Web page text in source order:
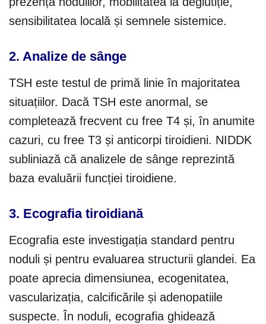
sensibilitatea locală și semnele sistemice.
2. Analize de sânge
TSH este testul de primă linie în majoritatea
situațiilor. Dacă TSH este anormal, se
completează frecvent cu free T4 și, în anumite
cazuri, cu free T3 și anticorpi tiroidieni. NIDDK
subliniază că analizele de sânge reprezintă
baza evaluării funcției tiroidiene.
3. Ecografia tiroidiană
Ecografia este investigația standard pentru
noduli și pentru evaluarea structurii glandei. Ea
poate aprecia dimensiunea, ecogenitatea,
vascularizația, calcificările și adenopatiile
suspecte. În noduli, ecografia ghidează